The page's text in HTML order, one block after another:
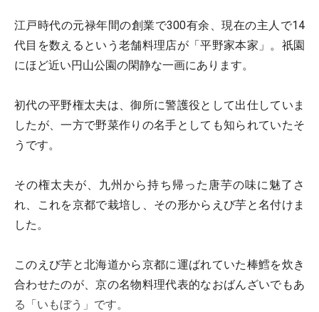
江戸時代の元禄年間の創業で300有余、現在の主人で14
代目を数えるという老舗料理店が「平野家本家」。祇園
にほど近い円山公園の閑静な一画にあります。
初代の平野権太夫は、御所に警護役として出仕していま
したが、一方で野菜作りの名手としても知られていたそ
うです。
その権太夫が、九州から持ち帰った唐芋の味に魅了さ
れ、これを京都で栽培し、その形からえび芋と名付けま
した。
このえび芋と北海道から京都に運ばれていた棒鱈を炊き
合わせたのが、京の名物料理代表的なおばんざいでもあ
る「いもぼう」です。